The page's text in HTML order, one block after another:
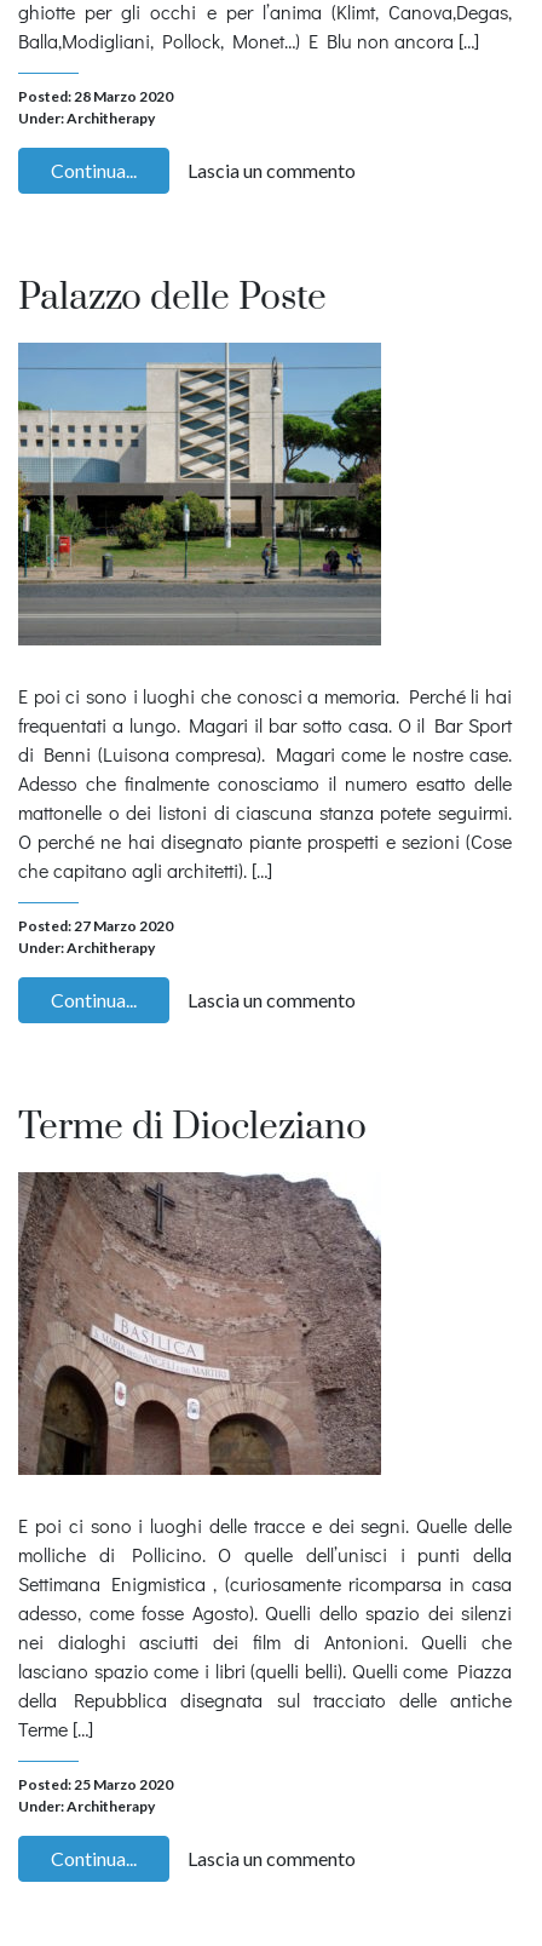
ghiotte per gli occhi e per l’anima (Klimt, Canova,Degas,
Balla,Modigliani, Pollock, Monet…) E Blu non ancora […]
Posted: 28 Marzo 2020
Under:Architherapy
Continua... Lascia un commento
Palazzo delle Poste
E poi ci sono i luoghi che conosci a memoria. Perché li hai
frequentati a lungo. Magari il bar sotto casa. O il Bar Sport
di Benni (Luisona compresa). Magari come le nostre case.
Adesso che finalmente conosciamo il numero esatto delle
mattonelle o dei listoni di ciascuna stanza potete seguirmi.
O perché ne hai disegnato piante prospetti e sezioni (Cose
che capitano agli architetti). […]
Posted: 27 Marzo 2020
Under:Architherapy
Continua... Lascia un commento
Terme di Diocleziano
E poi ci sono i luoghi delle tracce e dei segni. Quelle delle
molliche di Pollicino. O quelle dell’unisci i punti della
Settimana Enigmistica , (curiosamente ricomparsa in casa
adesso, come fosse Agosto). Quelli dello spazio dei silenzi
nei dialoghi asciutti dei film di Antonioni. Quelli che
lasciano spazio come i libri (quelli belli). Quelli come Piazza
della Repubblica disegnata sul tracciato delle antiche
Terme […]
Posted: 25 Marzo 2020
Under:Architherapy
Continua... Lascia un commento